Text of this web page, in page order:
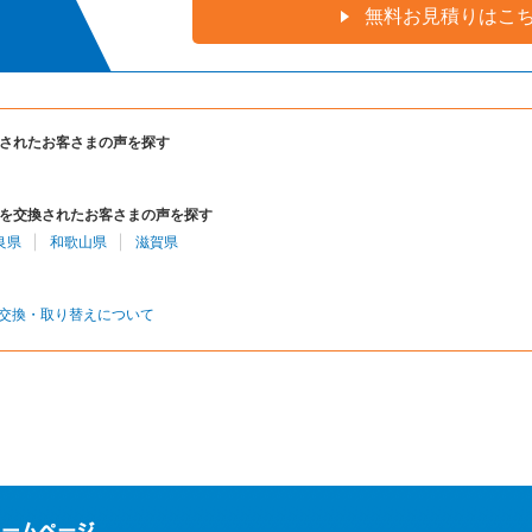
無料お見積りはこ
れたお客さまの声を探す
交換されたお客さまの声を探す
県
和歌山県 滋賀県
換・取り替えについて